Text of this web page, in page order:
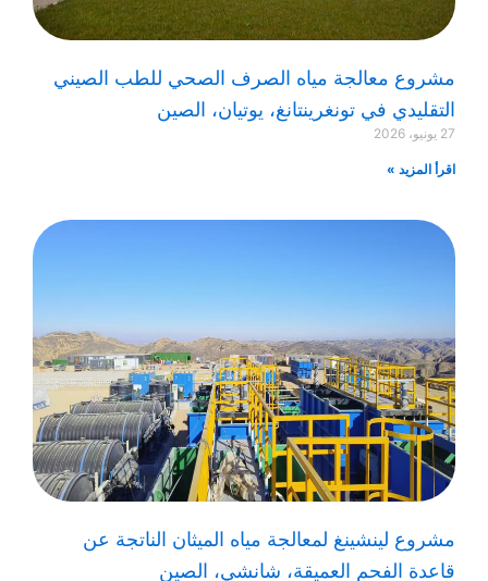
مشروع معالجة مياه الصرف الصحي للطب الصيني
التقليدي في تونغرينتانغ، يوتيان، الصين
27 يونيو، 2026
اقرأ المزيد »
مشروع لينشينغ لمعالجة مياه الميثان الناتجة عن
قاعدة الفحم العميقة، شانشي، الصين